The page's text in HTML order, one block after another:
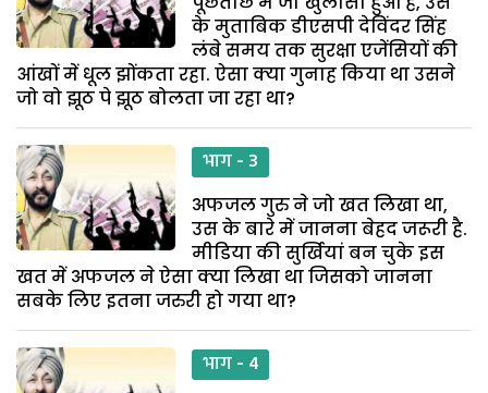
के मुताबिक डीएसपी देविंदर सिंह
लंबे समय तक सुरक्षा एजेंसियों की
आंखों में धूल झोंकता रहा. ऐसा क्या गुनाह किया था उसने
जो वो झूठ पे झूठ बोलता जा रहा था?
भाग - 3
अफजल गुरु ने जो खत लिखा था,
उस के बारे में जानना बेहद जरूरी है.
मीडिया की सुर्खियां बन चुके इस
खत में अफजल ने ऐसा क्या लिखा था जिसको जानना
सबके लिए इतना जरुरी हो गया था?
भाग - 4